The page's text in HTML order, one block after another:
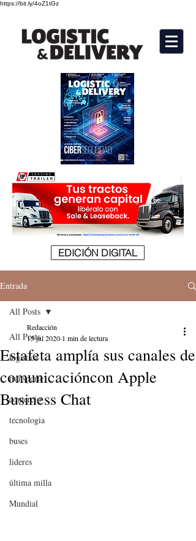
https://bit.ly/4oZ1tGz
EDICIÓN DIGITAL
Entrada
All Posts
logistica
transporte
comercio
tecnologia
buses
lideres
última milla
Mundial
All Posts
Estafeta amplía sus canales de
comunicacióncon Apple
Business Chat
Redacción
15 jul 2020 1 min de lectura